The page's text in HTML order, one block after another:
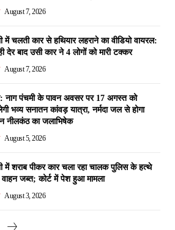
August 7, 2026
में चलती कार से हथियार लहराने का वीडियो वायरल:
देर बाद उसी कार ने 4 लोगों को मारी टक्कर
August 7, 2026
नाग पंचमी के पावन अवसर पर 17 अगस्त को
भव्य सनातन कांवड़ यात्रा, नर्मदा जल से होगा
नीलकंठ का जलाभिषेक
August 5, 2026
में शराब पीकर कार चला रहा चालक पुलिस के हत्थे
जब्त; कोर्ट में पेश हुआ मामला
August 3, 2026